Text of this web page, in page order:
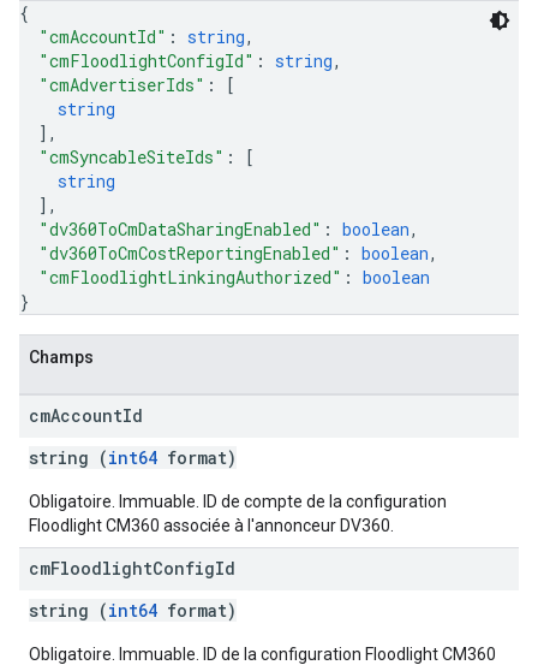
{
"cmAccountId" : string,
"cmFloodlightConfigId" : string,
"cmAdvertiserIds" :
[
string
] ,
"cmSyncableSiteIds" :
[
string
] ,
"dv360ToCmDataSharingEnabled" : boolean,
"dv360ToCmCostReportingEnabled" : boolean,
"cmFloodlightLinkingAuthorized" : boolean
}
Champs
cmAccountId
string (int64 format)
Obligatoire. Immuable. ID de compte de la configuration
Floodlight CM360 associée à l'annonceur DV360.
cmFloodlightConfigId
string (int64 format)
Obligatoire. Immuable. ID de la configuration Floodlight CM360